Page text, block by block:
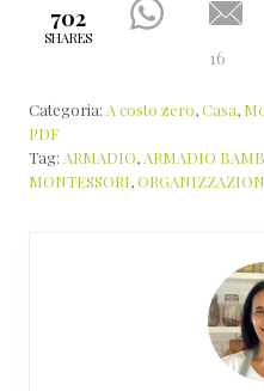
702
SHARES
16
Categoria: A costo zero,Casa,
PDF
Tag: ARMADIO, ARMADIO
MONTESSORI,